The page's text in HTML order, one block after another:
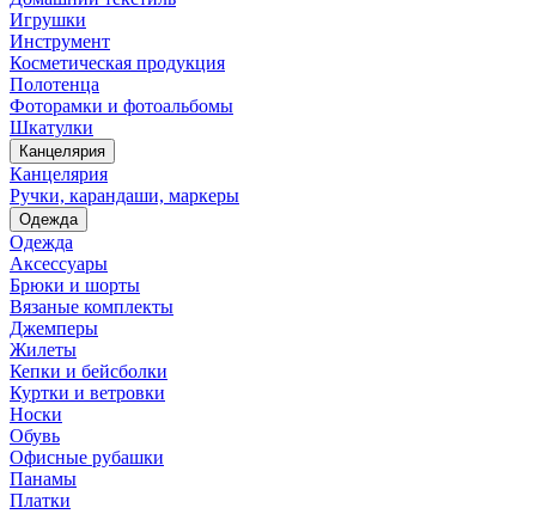
Игрушки
Инструмент
Косметическая продукция
Полотенца
Фоторамки и фотоальбомы
Шкатулки
Канцелярия
Канцелярия
Ручки, карандаши, маркеры
Одежда
Одежда
Аксессуары
Брюки и шорты
Вязаные комплекты
Джемперы
Жилеты
Кепки и бейсболки
Куртки и ветровки
Носки
Обувь
Офисные рубашки
Панамы
Платки